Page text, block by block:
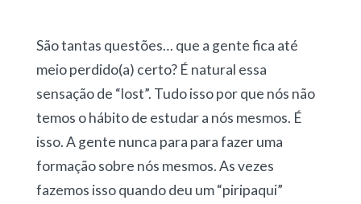
São tantas questões… que a gente fica até
meio perdido(a) certo? É natural essa
sensação de “lost”. Tudo isso por que nós não
temos o hábito de estudar a nós mesmos. É
isso. A gente nunca para para fazer uma
formação sobre nós mesmos. As vezes
fazemos isso quando deu um “piripaqui”